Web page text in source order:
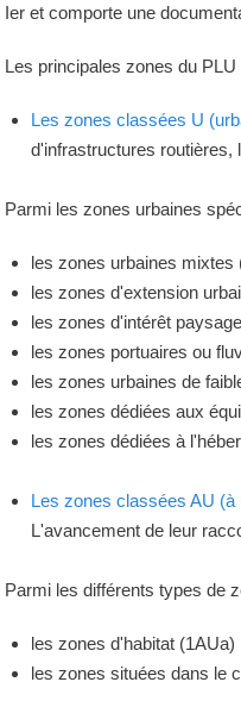
Ier et comporte une
Les principales zones du
Les zones classées U
d'infrastructures routières,
Parmi les zones urbaines
les zones urbaines mixtes
les zones d'extension
les zones d'intérêt
les zones portuaires ou
les zones urbaines de
les zones dédiées aux
les zones dédiées à
Les zones classées AU (à
L'avancement de leur
Parmi les différents types de
les zones d'habitat (1AUa)
les zones situées dans le